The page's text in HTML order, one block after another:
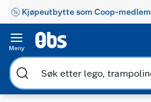
Kjøpeutbytte som Coop-medlem
Meny